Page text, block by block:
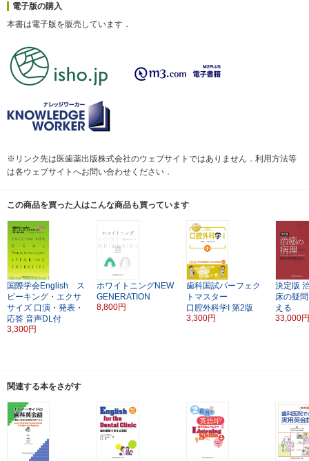
電子版の購入
本書は電子版を販売しています．
※リンク先は医歯薬出版株式会社のウェブサイトではありません．利用方法等
は各ウェブサイトへお問い合わせください．
この商品を買った人はこんな商品も買っています
国際学会English ス
ピーキング・エクサ
サイズ 口演・発表・
応答 音声DL付
3,300円
ホワイトニングNEW
GENERATION
8,800円
歯科国試パーフェク
トマスター
口腔外科学I 第2版
3,300円
決定版
床の疑
える
33,000
関連する本をさがす